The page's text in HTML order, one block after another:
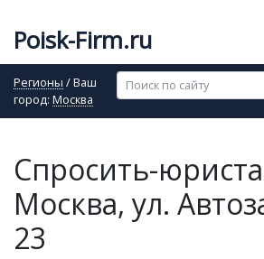
Poisk-Firm.ru
Регионы / Ваш
город: Москва
Спросить-
Москва, ул.
23